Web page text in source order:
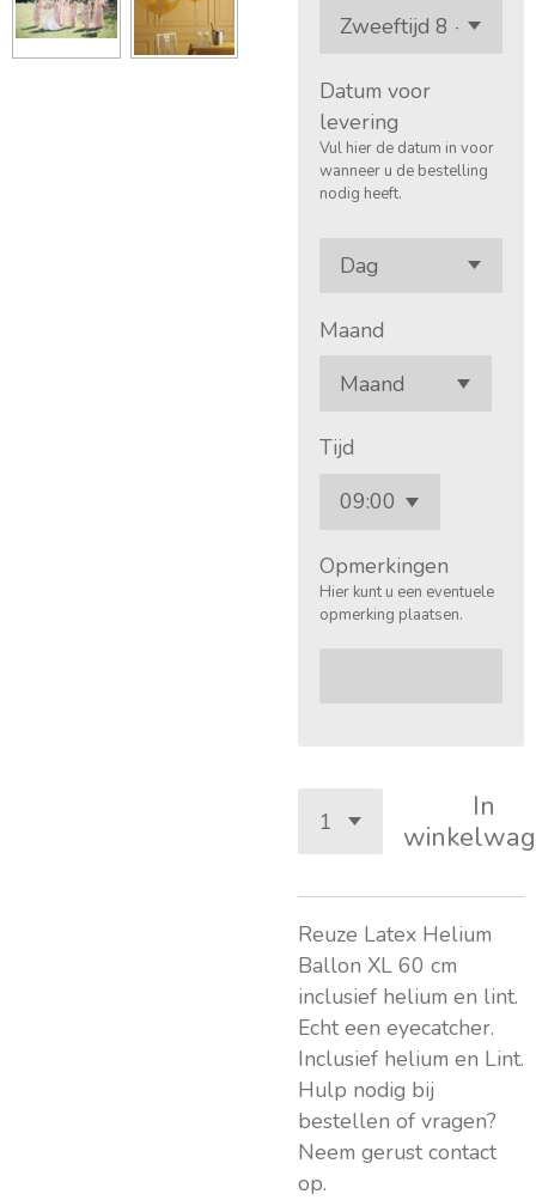
Datum voor
levering
Vul hier de datum in voor
wanneer u de bestelling
nodig heeft.
Maand
Tijd
Opmerkingen
Hier kunt u een eventuele
opmerking plaatsen.
In
Reuze Latex Helium
Ballon XL 60 cm
inclusief helium en lint.
Echt een eyecatcher.
Inclusief helium en Lint.
Hulp nodig bij
bestellen of vragen?
Neem gerust contact
op.